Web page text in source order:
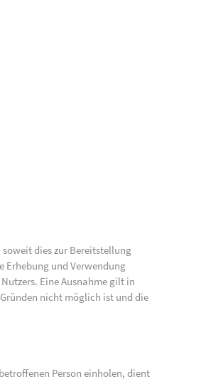
dies zur Bereitstellung
Erhebung und Verwendung
Eine Ausnahme gilt in
nicht möglich ist und die
Person einholen, dient